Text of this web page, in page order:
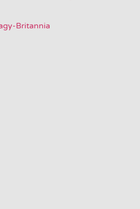
Britannia